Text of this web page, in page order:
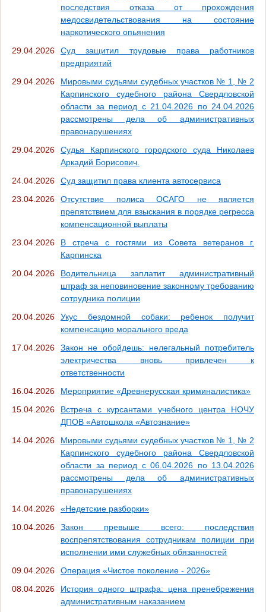
последствия отказа от прохождения
медосвидетельствования на состояние
наркотического опьянения
29.04.2026
Суд защитил трудовые права работников
предприятий
29.04.2026
Мировыми судьями судебных участков № 1, № 2
Карпинского судебного района Свердловской
области за период с 21.04.2026 по 24.04.2026
рассмотрены дела об административных
правонарушениях
29.04.2026
Судья Карпинского городского суда Николаев
Аркадий Борисович.
24.04.2026
Суд защитил права клиента автосервиса
23.04.2026
Отсутствие полиса ОСАГО не является
препятствием для взыскания в порядке регресса
компенсационной выплаты
23.04.2026
В стреча с гостями из Совета ветеранов г.
Карпинска
20.04.2026
Водительница заплатит административный
штраф за неповиновение законному требованию
сотрудника полиции
20.04.2026
Укус бездомной собаки: ребенок получит
компенсацию морального вреда
17.04.2026
Закон не обойдешь: нелегальный потребитель
электричества вновь привлечен к
ответственности
16.04.2026
Мероприятие «Древнерусская криминалистика»
15.04.2026
Встреча с курсантами учебного центра НОЧУ
ДПОВ «Автошкола «Автознание»
14.04.2026
Мировыми судьями судебных участков № 1, № 2
Карпинского судебного района Свердловской
области за период с 06.04.2026 по 13.04.2026
рассмотрены дела об административных
правонарушениях
14.04.2026
«Недетские разборки»
10.04.2026
Закон превыше всего: последствия
воспрепятствования сотрудникам полиции при
исполнении ими служебных обязанностей
09.04.2026
Операция «Чистое поколение - 2026»
08.04.2026
История одного штрафа: цена пренебрежения
административным наказанием